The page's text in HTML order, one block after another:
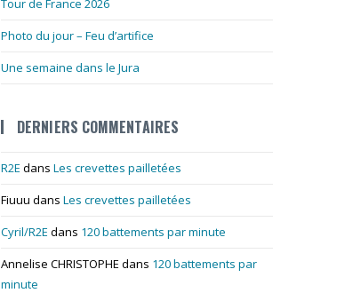
Tour de France 2026
Photo du jour – Feu d’artifice
Une semaine dans le Jura
DERNIERS COMMENTAIRES
R2E dans Les crevettes pailletées
Fiuuu dans Les crevettes pailletées
Cyril/R2E dans 120 battements par minute
Annelise CHRISTOPHE dans 120 battements par
minute